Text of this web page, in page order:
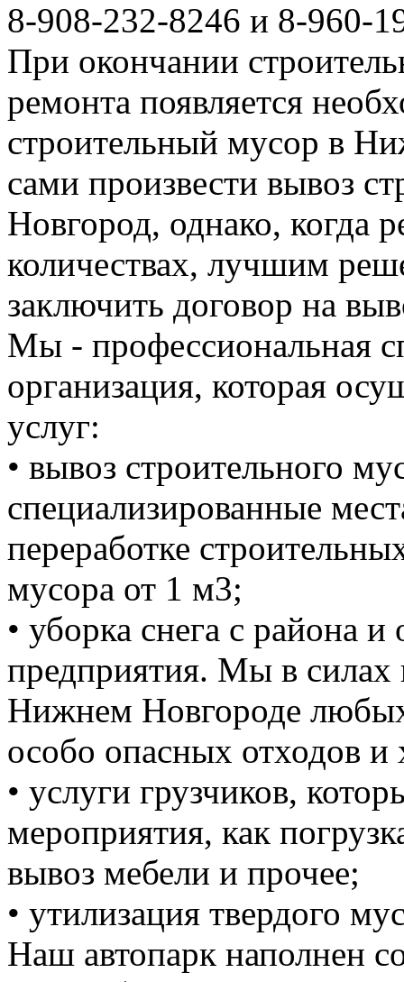
8-908-232-8246 и 8-960-
При окончании
ремонта появляется
строительный мусор в
сами произвести вывоз
Новгород, однако, когда
количествах, лучшим
заключить договор на
Мы - профессиональная
организация, которая
услуг:
• вывоз строительного
специализированные
переработке
мусора от 1 м3;
• уборка снега с района
предприятия. Мы в силах
Нижнем Новгороде
особо опасных отходов и
• услуги грузчиков,
мероприятия, как
вывоз мебели и прочее;
• утилизация твердого
Наш автопарк наполнен